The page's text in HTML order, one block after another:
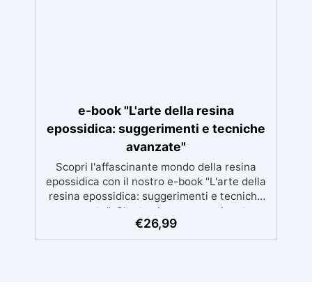
e-book "L'arte della resina
epossidica: suggerimenti e tecniche
avanzate"
Scopri l'affascinante mondo della resina
epossidica con il nostro e-book "L'arte della
resina epossidica: suggerimenti e tecniche
avanzate". Che tu sia un appassionato
d'arte, un esperto del fai-da-te o
semplicemente curioso di esplorare nuove
€26,99